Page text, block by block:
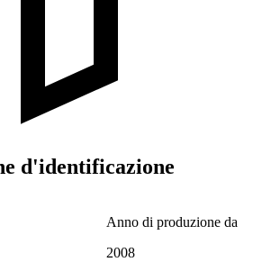
d'identificazione
Anno di produzione da
2008